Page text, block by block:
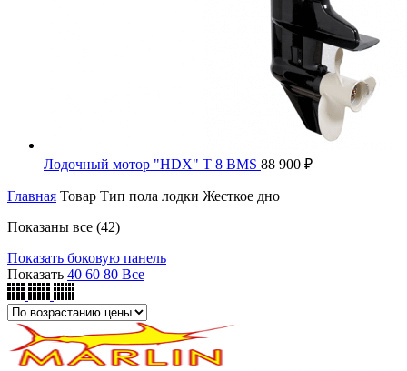
Лодочный мотор "HDX" T 8 BMS 88 900 ₽
Главная Товар Тип пола лодки Жесткое дно
Показаны все (42)Цены:
возрастанию
Показать боковую панель
Показать 40 60 80 Все